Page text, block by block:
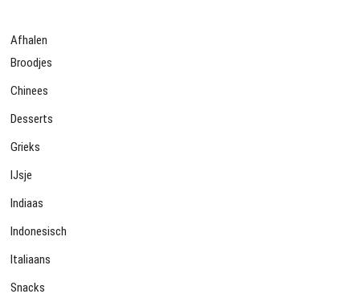
Afhalen
Broodjes
Chinees
Desserts
Grieks
IJsje
Indiaas
Indonesisch
Italiaans
Snacks